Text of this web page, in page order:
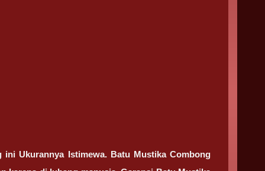
Ukurannya Istimewa. Batu Mustika Combong